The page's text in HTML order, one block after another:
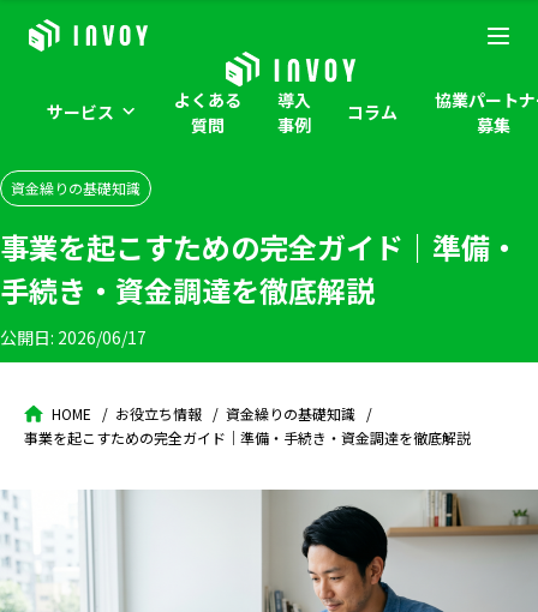
サービス
よくある
質問
導入
事例
コラム
協業パート
募集
資金繰りの基礎知識
事業を起こすための完全ガイド｜準備・
手続き・資金調達を徹底解説
公開日: 2026/06/17
HOME お役立ち情報
資金繰りの基礎知識
事業を起こすための完全ガイド｜準備・手続き・資金調達を徹底解説